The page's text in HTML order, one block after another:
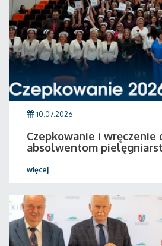
10.07.2026
Czepkowanie i wręczenie
absolwentom
więcej